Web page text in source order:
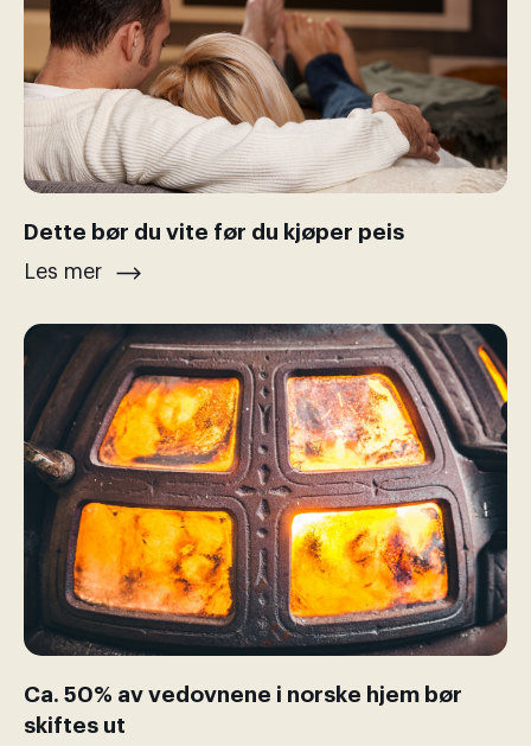
Dette bør du vite før du kjøper peis
Les mer
Ca. 50% av vedovnene i norske hjem bør
skiftes ut